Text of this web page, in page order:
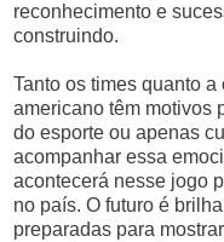
reconhecimento e
construindo.
Tanto os times quanto
americano têm motivos
do esporte ou apenas
acompanhar essa
acontecerá nesse jogo
no país. O futuro é
preparadas para